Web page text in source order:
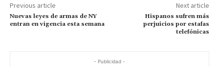
Previous article
Nuevas leyes de armas de NY
entran en vigencia esta semana
Next article
Hispanos sufren más
perjuicios por estafas
telefónicas
- Publicidad -